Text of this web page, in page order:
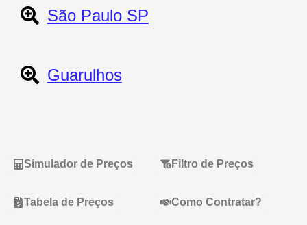
São Paulo SP
Guarulhos
Simulador de Preços Filtro de Preços
Tabela de Preços Como Contratar?